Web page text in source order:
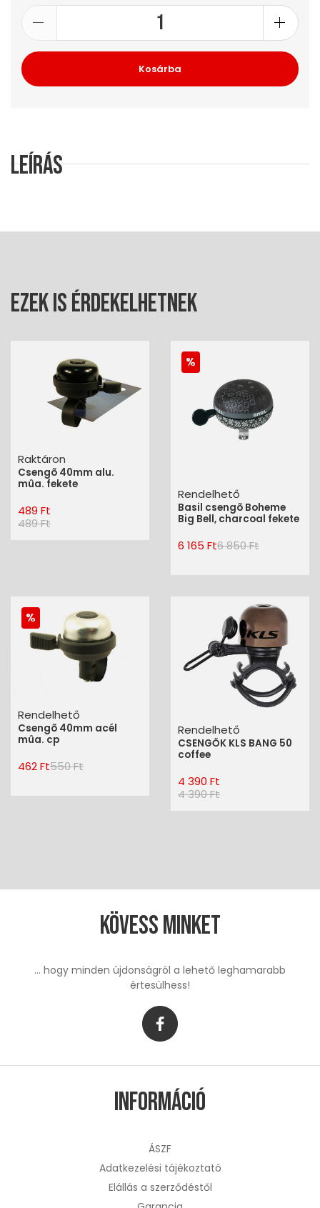
Kosárba
Leírás
Ezek is érdekelhetnek
Raktáron
Csengõ 40mm alu.
mûa. fekete
489 Ft
489 Ft
Rendelhető
Basil csengõ Boheme
Big Bell, charcoal fekete
6 165 Ft6 850 Ft
Rendelhető
Csengõ 40mm acél
mûa. cp
462 Ft550 Ft
Rendelhető
CSENGŐK KLS BANG 50
coffee
4 390 Ft
4 390 Ft
Kövess minket
... hogy minden újdonságról a lehető leghamarabb
értesülhess!
Információ
ÁSZF
Adatkezelési tájékoztató
Elállás a szerződéstől